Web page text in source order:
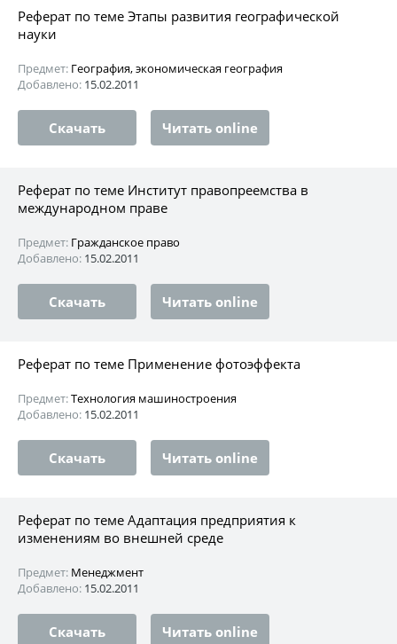
Реферат по теме Этапы развития географической
науки
Предмет: География, экономическая география
Добавлено: 15.02.2011
Скачать Читать online
Реферат по теме Институт правопреемства в
международном праве
Предмет: Гражданское право
Добавлено: 15.02.2011
Скачать Читать online
Реферат по теме Применение фотоэффекта
Предмет:Технология машиностроения
Добавлено: 15.02.2011
Скачать Читать online
Реферат по теме Адаптация предприятия к
изменениям во внешней среде
Предмет: Менеджмент
Добавлено: 15.02.2011
Скачать Читать online